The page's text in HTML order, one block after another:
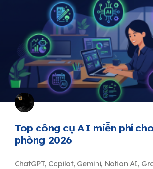
Top công cụ AI miễn phí
phòng 2026
ChatGPT, Copilot, Gemini, Notion AI,